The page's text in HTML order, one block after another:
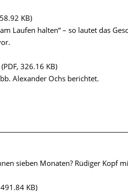
KB)
Laufen halten“ – so lautet das
(PDF, 326.16 KB)
Alexander Ochs berichtet.
sieben Monaten? Rüdiger Kopf
491.84 KB)